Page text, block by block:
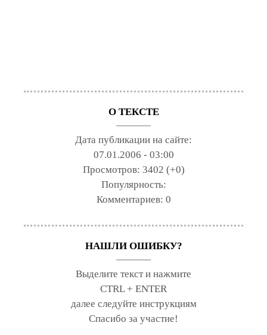
О ТЕКСТЕ
Дата публикации на сайте:
07.01.2006 - 03:00
Просмотров: 3402 (+0)
Популярность:
Комментариев: 0
НАШЛИ ОШИБКУ?
Выделите текст и нажмите
CTRL + ENTER
далее следуйте инструкциям
Спасибо за участие!